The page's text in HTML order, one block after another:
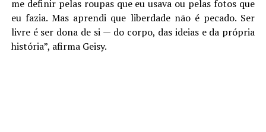
me definir pelas roupas que eu usava ou pelas fotos que
eu fazia. Mas aprendi que liberdade não é pecado. Ser
livre é ser dona de si — do corpo, das ideias e da própria
história”, afirma Geisy.